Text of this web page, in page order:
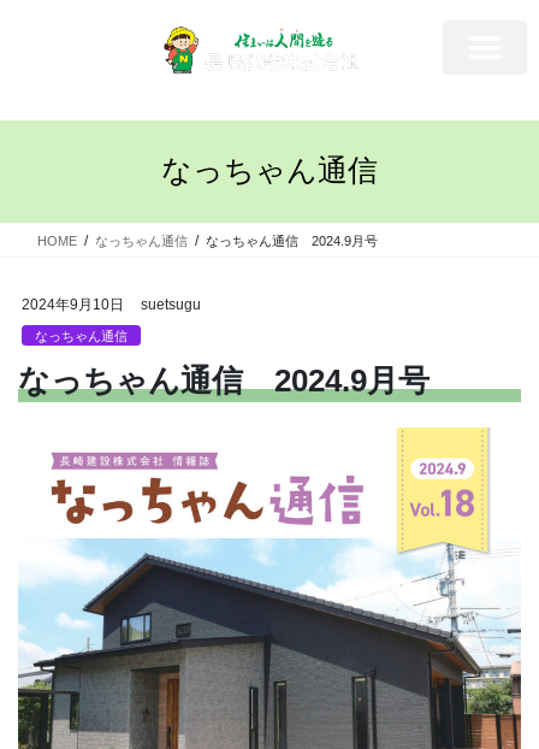
なっちゃん通信
HOME なっちゃん通信 なっちゃん通信 2024.9月号
2024年9月10日 suetsugu
なっちゃん通信
なっちゃん通信 2024.9月号